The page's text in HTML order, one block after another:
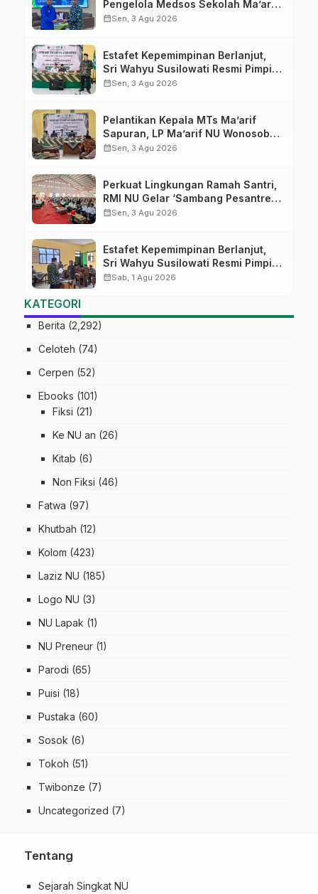
Pengelola Medsos Sekolah Ma’arif
Pekalongan Ikuti Pelatihan Literasi
calendar_monthSen, 3 Agu 2026
Estafet Kepemimpinan Berlanjut,
Sri Wahyu Susilowati Resmi Pimpin
MTs Ma’arif Sapuran
calendar_monthSen, 3 Agu 2026
Pelantikan Kepala MTs Ma’arif
Sapuran, LP Ma’arif NU Wonosobo
Tekankan Lima Amanah
calendar_monthSen, 3 Agu 2026
Perkuat Lingkungan Ramah Santri,
RMI NU Gelar ‘Sambang Pesantren’
di Pati
calendar_monthSen, 3 Agu 2026
Estafet Kepemimpinan Berlanjut,
Sri Wahyu Susilowati Resmi Pimpin
MTs Ma’arif Sapuran
calendar_monthSab, 1 Agu 2026
KATEGORI
Berita (2,292)
Celoteh (74)
Cerpen (52)
Ebooks (101)
Fiksi (21)
Ke NU an (26)
Kitab (6)
Non Fiksi (46)
Fatwa (97)
Khutbah (12)
Kolom (423)
Laziz NU (185)
Logo NU (3)
NU Lapak (1)
NU Preneur (1)
Parodi (65)
Puisi (18)
Pustaka (60)
Sosok (6)
Tokoh (51)
Twibonze (7)
Uncategorized (7)
Tentang
Sejarah Singkat NU